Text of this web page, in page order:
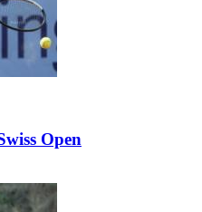
Open